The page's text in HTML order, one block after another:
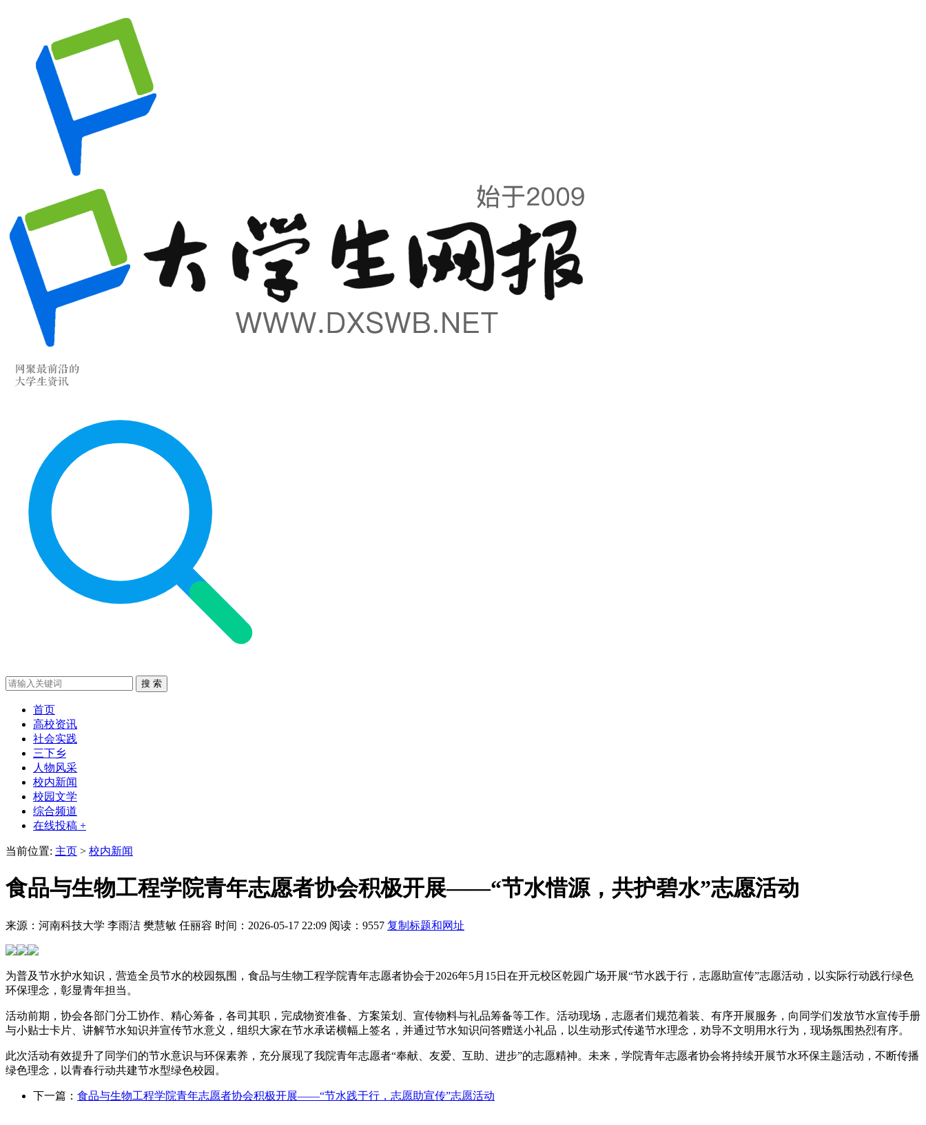
首页
高校资讯
社会实践
三下乡
人物风采
校内新闻
校园文学
综合频道
在线投稿 +
当前位置: 主页 > 校内新闻
食品与生物工程学院青年志愿者协会积极开展——“节水惜源，共护碧水”志愿活动
来源：河南科技大学 李雨洁 樊慧敏 任丽容 时间：2026-05-17 22:09 阅读：9557 复制标题和网址
为普及节水护水知识，营造全员节水的校园氛围，食品与生物工程学院青年志愿者协会于2026年5月15日在开元校区乾园广场开展“节水践于行，志愿助宣传”志愿活动，以实际行动践行绿色
环保理念，彰显青年担当。
活动前期，协会各部门分工协作、精心筹备，各司其职，完成物资准备、方案策划、宣传物料与礼品筹备等工作。活动现场，志愿者们规范着装、有序开展服务，向同学们发放节水宣传手册
与小贴士卡片、讲解节水知识并宣传节水意义，组织大家在节水承诺横幅上签名，并通过节水知识问答赠送小礼品，以生动形式传递节水理念，劝导不文明用水行为，现场氛围热烈有序。
此次活动有效提升了同学们的节水意识与环保素养，充分展现了我院青年志愿者“奉献、友爱、互助、进步”的志愿精神。未来，学院青年志愿者协会将持续开展节水环保主题活动，不断传播
绿色理念，以青春行动共建节水型绿色校园。
下一篇： 食品与生物工程学院青年志愿者协会积极开展——“节水践于行，志愿助宣传”志愿活动